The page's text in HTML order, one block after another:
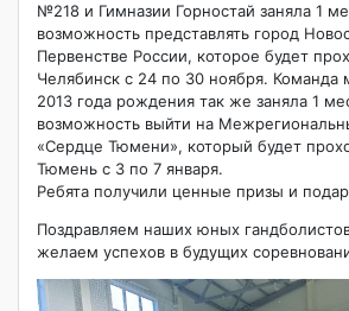
№218 и Гимназии Горностай заняла 1
возможность представлять город
Первенстве России, которое будет
Челябинск с 24 по 30 ноября. Команда
2013 года рождения так же заняла 1
возможность выйти на
«Сердце Тюмени», который будет
Тюмень с 3 по 7 января.
Ребята получили ценные призы и
Поздравляем наших юных
желаем успехов в будущих